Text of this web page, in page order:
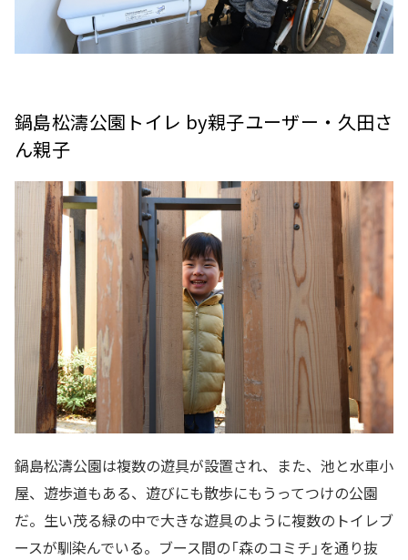
鍋島松濤公園トイレ by親子ユーザー・久田さ
ん親子
鍋島松濤公園は複数の遊具が設置され、また、池と水車小
屋、遊歩道もある、遊びにも散歩にもうってつけの公園
だ。生い茂る緑の中で大きな遊具のように複数のトイレブ
ースが馴染んでいる。ブース間の「森のコミチ」を通り抜